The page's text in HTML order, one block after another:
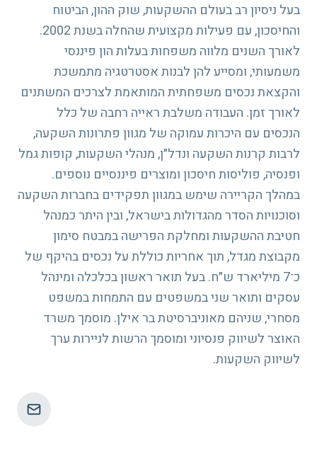
בעל ניסיון רב בעולם ההשקעות, שוק ההון, הביטוח
והחיסכון, עם פעילות מקצועית שהחלה בשנת 2002.
לאורך השנים מלווה משפחות בעלות הון פיננסי
משמעותי, ומסייע להן לבנות אסטרטגיה מתמשכת
והקצאת נכסים משפחתית המותאמת לצרכים המשתנים
לאורך זמן. העבודה משלבת ראייה רחבה של כלל
הנכסים עם היכרות עמוקה של מגוון פתרונות השקעה,
לרבות קרנות השקעה ונדל״ן, מנהלי השקעות, קופות גמל
ופנסיה, פוליסות חיסכון ומוצרים פיננסיים נוספים.
במהלך הקריירה שימש במגוון תפקידים בחברות השקעה
וסוכנויות הסדר מהגדולות בישראל, ובין היתר כמנהל
חטיבת ההשקעות ומחלקת הפרישה במבטח סימון
מקבוצת מגדל, תוך אחריות כוללת על נכסים בהיקף של
כ־7 מיליארד ש״ח. בעל תואר ראשון בכלכלה ומינהל
עסקים ותואר שני במשפטים עם התמחות במשפט
מסחרי, שניהם מאוניברסיטת בר אילן. מוסמך משרד
האוצר לשיווק פנסיוני ומוסמך הרשות לניירות ערך
לשיווק השקעות.